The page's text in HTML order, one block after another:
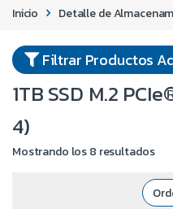
Inicio Detalle de
Filtrar Productos
1TB SSD M.2
4)
Mostrando los 8 resultados